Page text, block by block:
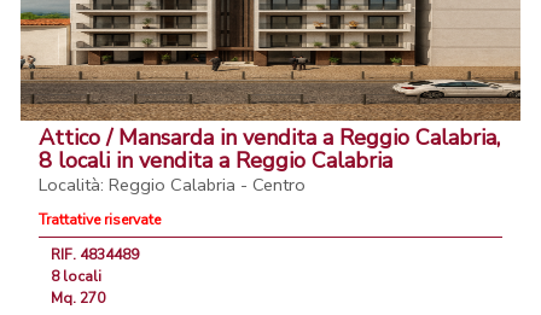
Attico / Mansarda in vendita a Reggio Calabria,
8 locali in vendita a Reggio Calabria
Località: Reggio Calabria - Centro
Trattative riservate
RIF. 4834489
8 locali
Mq. 270